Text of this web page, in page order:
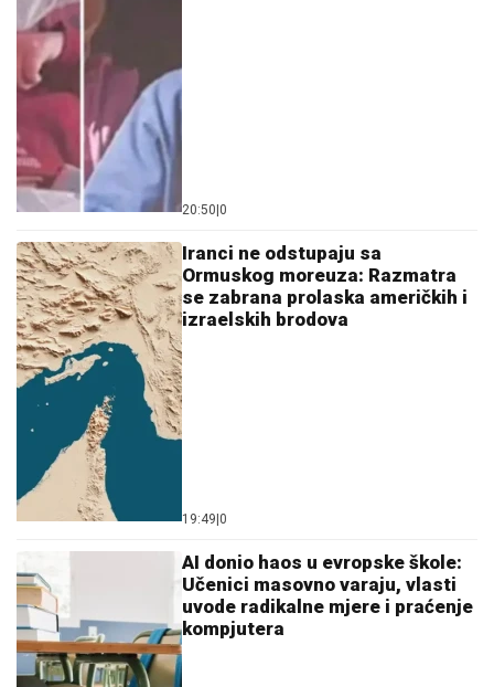
20:50 0
Iranci ne odstupaju sa
Ormuskog moreuza: Razmatra
se zabrana prolaska američkih i
izraelskih brodova
19:49 0
AI donio haos u evropske škole:
Učenici masovno varaju, vlasti
uvode radikalne mjere i praćenje
kompjutera